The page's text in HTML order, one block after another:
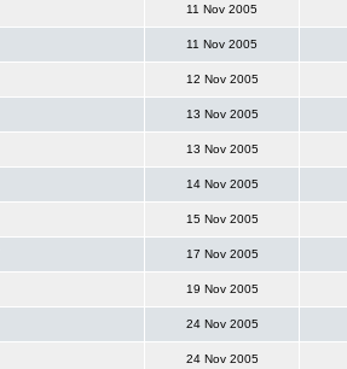
11 Nov 2005
11 Nov 2005
12 Nov 2005
13 Nov 2005
13 Nov 2005
14 Nov 2005
15 Nov 2005
17 Nov 2005
19 Nov 2005
24 Nov 2005
24 Nov 2005